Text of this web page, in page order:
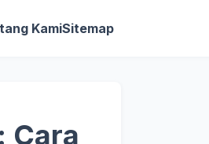
KamiSitemap
Cara